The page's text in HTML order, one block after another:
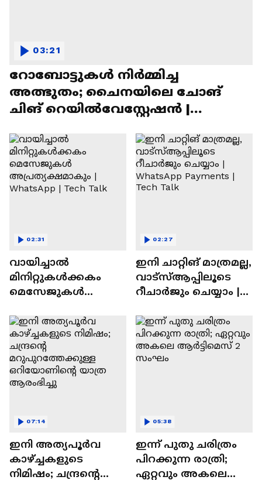
റോബോട്ടുകൾ നിർമ്മിച്ച
അത്ഭുതം; ചൈനയിലെ ചോങ്
ചിങ് റെയിൽവേസ്റ്റേഷൻ |
03:21
വായിച്ചാൽ
മിനിറ്റുകൾക്കകം
മെസേജുകള്‍
WhatsApp | Tech Talk
02:31
ഇനി ചാറ്റിങ് മാത്രമല്ല,
വാട്‌സ്‌ആപ്പിലൂടെ
റീചാർജും ചെയ്യാം |
Tech Talk
02:27
ഇനി അത്യപൂര്‍വ
കാഴ്ച്ചകളുടെ
നിമിഷം; ചന്ദ്രന്റെ
07:14
ഇന്ന് പുതു ചരിത്രം
പിറക്കുന്ന രാത്രി;
ഏറ്റവും അകലെ
05:38